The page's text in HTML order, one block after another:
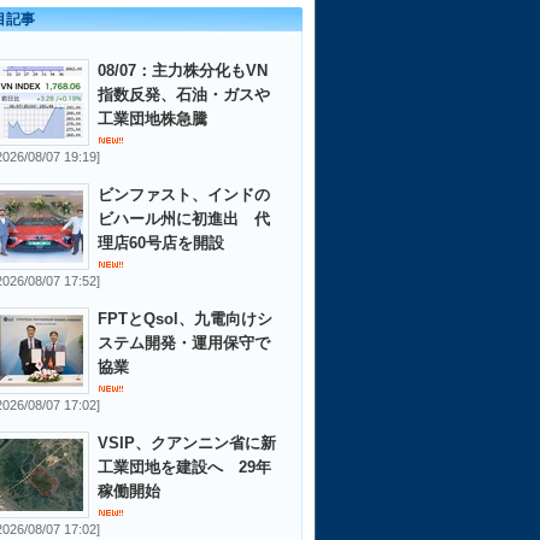
記事
08/07：主力株分化もVN
指数反発、石油・ガスや
工業団地株急騰
08/07 19:19]
ビンファスト、インドの
ビハール州に初進出 代
理店60号店を開設
08/07 17:52]
FPTとQsol、九電向けシ
ステム開発・運用保守で
協業
08/07 17:02]
VSIP、クアンニン省に新
工業団地を建設へ 29年
稼働開始
08/07 17:02]